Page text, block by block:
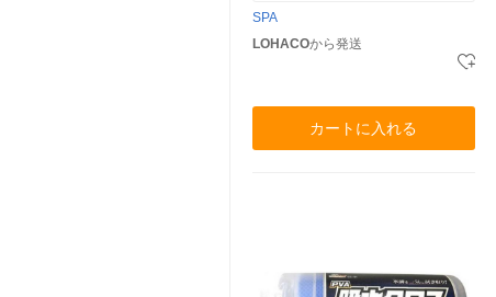
SPA
LOHACOから発送
カートに入れる